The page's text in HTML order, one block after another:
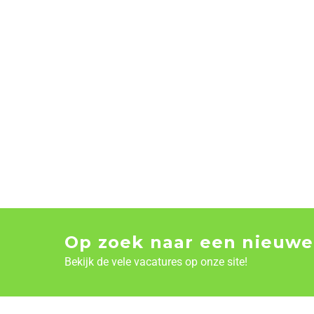
Op zoek naar een
Bekijk de vele vacatures op onze site!